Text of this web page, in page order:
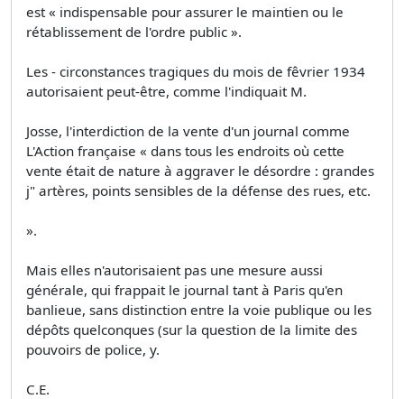
est « indispensable pour assurer le maintien ou le
rétablissement de l'ordre public ».
Les - circonstances tragiques du mois de fêvrier 1934
autorisaient peut-être, comme l'indiquait M.
Josse, l'interdiction de la vente d'un journal comme
L'Action française « dans tous les endroits où cette
vente était de nature à aggraver le désordre : grandes
j" artères, points sensibles de la défense des rues, etc.
».
Mais elles n'autorisaient pas une mesure aussi
générale, qui frappait le journal tant à Paris qu'en
banlieue, sans distinction entre la voie publique ou les
dépôts quelconques (sur la question de la limite des
pouvoirs de police, y.
C.E.